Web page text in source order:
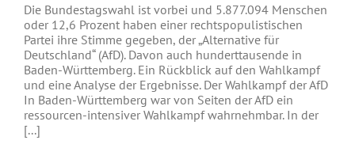
Die Bundestagswahl ist vorbei und 5.877.094 Menschen
oder 12,6 Prozent haben einer rechtspopulistischen
Partei ihre Stimme gegeben, der „Alternative für
Deutschland“ (AfD). Davon auch hunderttausende in
Baden-Württemberg. Ein Rückblick auf den Wahlkampf
und eine Analyse der Ergebnisse. Der Wahlkampf der AfD
In Baden-Württemberg war von Seiten der AfD ein
ressourcen-intensiver Wahlkampf wahrnehmbar. In der
[...]